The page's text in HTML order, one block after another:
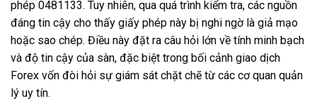
phép 0481133. Tuy nhiên, qua quá trình kiểm tra, các nguồn
đáng tin cậy cho thấy giấy phép này bị nghi ngờ là giả mạo
hoặc sao chép. Điều này đặt ra câu hỏi lớn về tính minh bạch
và độ tin cậy của sàn, đặc biệt trong bối cảnh giao dịch
Forex vốn đòi hỏi sự giám sát chặt chẽ từ các cơ quan quản
lý uy tín.